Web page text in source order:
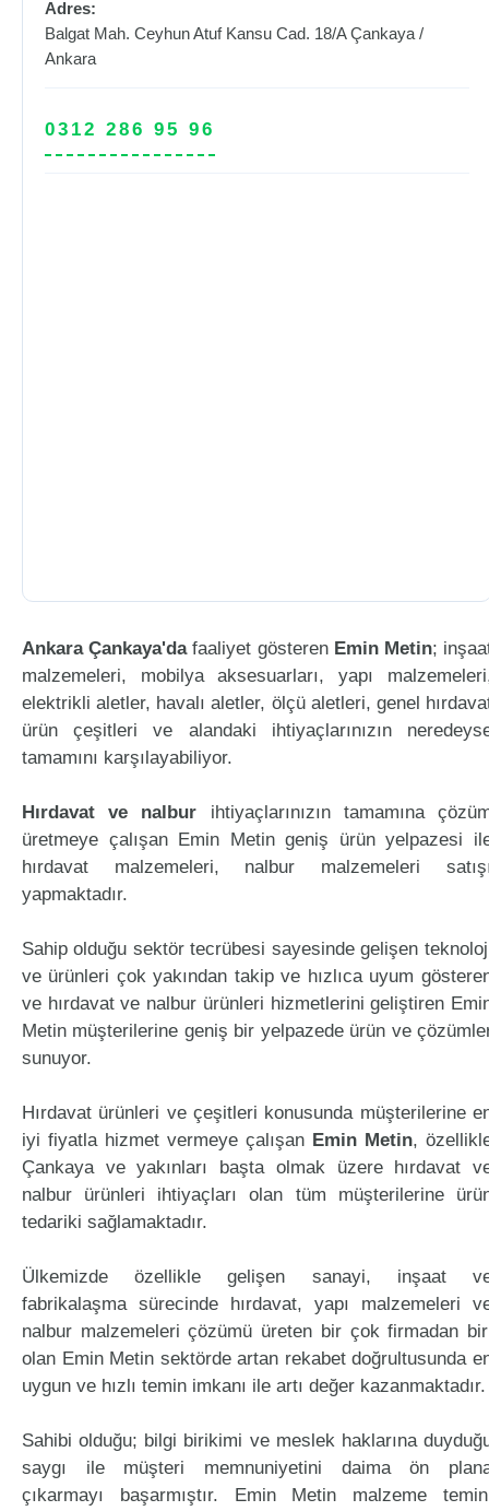
Adres:
Balgat Mah. Ceyhun Atuf Kansu Cad. 18/AÇankaya /
Ankara
0312 286 95 96
Ankara Çankaya'dafaaliyet gösteren Emin Metin;
malzemeleri, mobilya aksesuarları, yapı
elektrikli aletler, havalı aletler, ölçü aletleri, genel
ürün çeşitleri ve alandaki ihtiyaçlarınızın
tamamını karşılayabiliyor.
Hırdavat ve nalbur ihtiyaçlarınızın tamamına
üretmeye çalışan Emin Metin geniş ürün yelpazesi
hırdavat malzemeleri, nalbur malzemeleri
yapmaktadır.
Sahip olduğu sektör tecrübesi sayesinde gelişen
ve ürünleri çok yakından takip ve hızlıca uyum
ve hırdavat ve nalbur ürünleri hizmetlerini geliştiren
Metin müşterilerine geniş bir yelpazede ürün ve
sunuyor.
Hırdavat ürünleri ve çeşitleri konusunda müşterilerine
iyi fiyatla hizmet vermeye çalışan Emin Metin,
Çankaya ve yakınları başta olmak üzere hırdavat
nalbur ürünleri ihtiyaçları olan tüm müşterilerine
tedariki sağlamaktadır.
Ülkemizde özellikle gelişen sanayi, inşaat
fabrikalaşma sürecinde hırdavat, yapı malzemeleri
nalbur malzemeleri çözümü üreten bir çok firmadan
olan Emin Metin sektörde artan rekabet doğrultusunda
uygun ve hızlı temin imkanı ile artı değer kazanmaktadır.
Sahibi olduğu; bilgi birikimi ve meslek haklarına
saygı ile müşteri memnuniyetini daima ön
çıkarmayı başarmıştır. Emin Metin malzeme